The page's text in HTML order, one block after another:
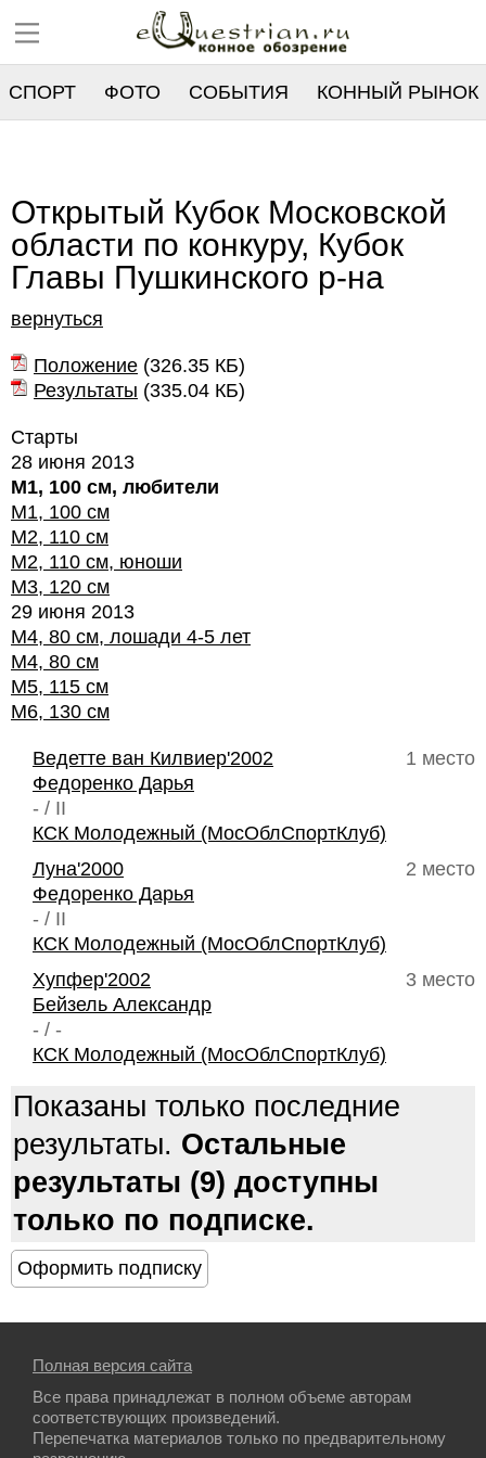
СПОРТ ФОТО СОБЫТИЯ КОННЫЙ РЫНОК
Открытый Кубок Московской
области по конкуру, Кубок
Главы Пушкинского р-на
вернуться
Положение (326.35 КБ)
Результаты (335.04 КБ)
Старты
28 июня 2013
М1, 100 см, любители
М1, 100 см
М2, 110 см
М2, 110 см, юноши
М3, 120 см
29 июня 2013
М4, 80 см, лошади 4-5 лет
М4, 80 см
М5, 115 см
М6, 130 см
1 место
Ведетте ван Килвиер'2002
Федоренко Дарья
- / II
КСК Молодежный (МосОблСпортКлуб)
2 место
Луна'2000
Федоренко Дарья
- / II
КСК Молодежный (МосОблСпортКлуб)
3 место
Хупфер'2002
Бейзель Александр
- / -
КСК Молодежный (МосОблСпортКлуб)
Показаны только последние
результаты. Остальные
результаты (9) доступны
только по подписке.
Полная версия сайта
Все права принадлежат в полном объеме авторам
соответствующих произведений.
Перепечатка материалов только по предварительному